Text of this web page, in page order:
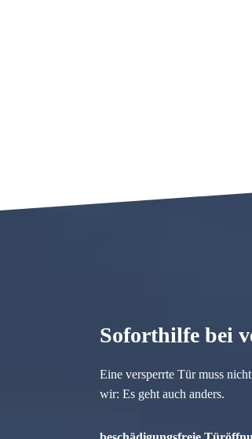
Soforthilfe bei
Eine versperrte Tür muss
wir: Es geht auch anders.